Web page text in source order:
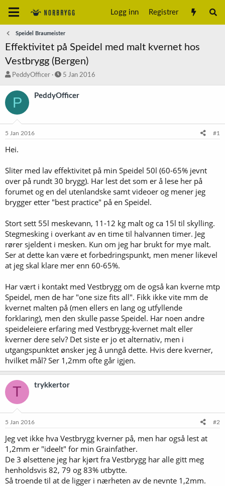
Logg inn Registrer
Speidel Braumeister
Effektivitet på Speidel med malt kvernet hos
Vestbrygg (Bergen)
T
å
t
PeddyOfficer
S
a
5 Jan 2016
P PeddyOfficer
5 Jan 2016 #1
Hei.
Sliter med lav effektivitet på min Speidel 50l (60-65% jevnt
over på rundt 30 brygg). Har lest det som er å lese her på
forumet og en del utenlandske samt videoer og mener jeg
brygger etter "best practice" på en Speidel.
Stort sett 55l meskevann, 11-12 kg malt og ca 15l til skylling.
Stegmesking i overkant av en time til halvannen timer. Jeg
rører sjeldent i mesken. Kun om jeg har brukt for mye malt.
Ser at dette kan være et forbedringspunkt, men mener likevel
at jeg skal klare mer enn 60-65%.
Har vært i kontakt med Vestbrygg om de også kan kverne mtp
Speidel, men de har "one size fits all". Fikk ikke vite mm de
kvernet malten på (men ellers en lang og utfyllende
forklaring), men den skulle passe Speidel. Har noen andre
speideleiere erfaring med Vestbrygg-kvernet malt eller
kverner dere selv? Det siste er jo et alternativ, men i
utgangspunktet ønsker jeg å unngå dette. Hvis dere kverner,
hvilket mål? Ser 1,2mm ofte går igjen.
T trykkertor
5 Jan 2016 #2
Jeg vet ikke hva Vestbrygg kverner på, men har også lest at
1,2mm er "ideelt" for min Grainfather.
De 3 ølsettene jeg har kjørt fra Vestbrygg har alle gitt meg
henholdsvis 82, 79 og 83% utbytte.
Så troende til at de ligger i nærheten av de nevnte 1,2mm.